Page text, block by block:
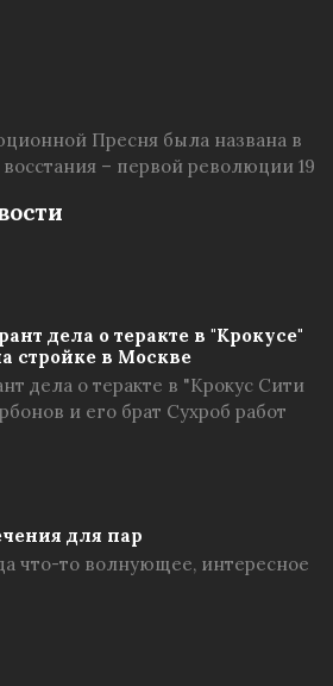
Пресня была названа в
восстания – первой революции 19
дела о теракте в "Крокусе"
стройке в Москве
дела о теракте в "Крокус Сити
и его брат Сухроб работ
для пар
что-то волнующее, интересное